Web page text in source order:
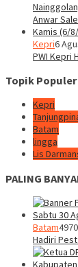
Kepri6
PWI Kepri
Topik Populer
Kepri
Batam
lingga
Lis
PALING
Batam
Hadiri